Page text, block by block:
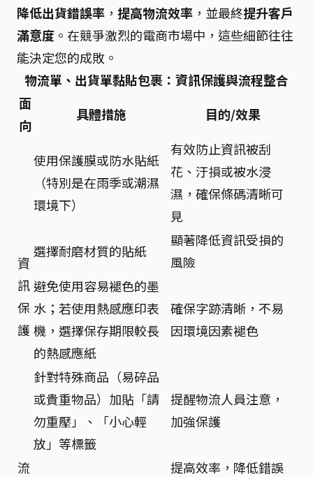
降低出貨錯誤率 ， 提高物流效率 ，並最終提升客戶
滿意度 。在競爭激烈的電商市場中，這些細節往往
能決定您的成敗。
物流單、出貨單黏貼包裹：資訊保護與流程整合
面
向
具體措施 目的/效果
資
訊
保
護
使用保護膜或防水貼紙
（特別是在雨季或潮濕
環境下）
有效防止資訊被刮
花、汙損或被水浸
濕，確保條碼清晰可
見
選擇耐磨材質的貼紙
顯著降低資訊受損的
風險
避免使用容易褪色的墨
水；若使用熱感應印表
機，選擇保存期限較長
的熱感應紙
確保字跡清晰，不易
因環境因素褪色
針對特殊商品（易碎品
或貴重物品）加貼「請
勿重壓」、「小心輕
放」等標籤
提醒物流人員注意，
加強保護
流
提高效率，降低錯誤